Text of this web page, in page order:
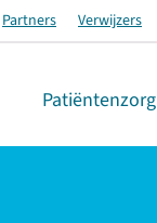
Partners Verwijzers
Patiëntenzorg